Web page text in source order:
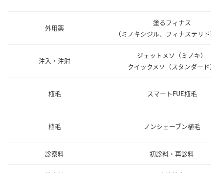
外用薬
塗るフィナス
（ミノキシジル、フィナステリド配
注入・注射
ジェットメソ（ミノキ）
クイックメソ（スタンダード）
植毛 スマートFUE植毛
植毛 ノンシェーブン植毛
診察料 初診料・再診料